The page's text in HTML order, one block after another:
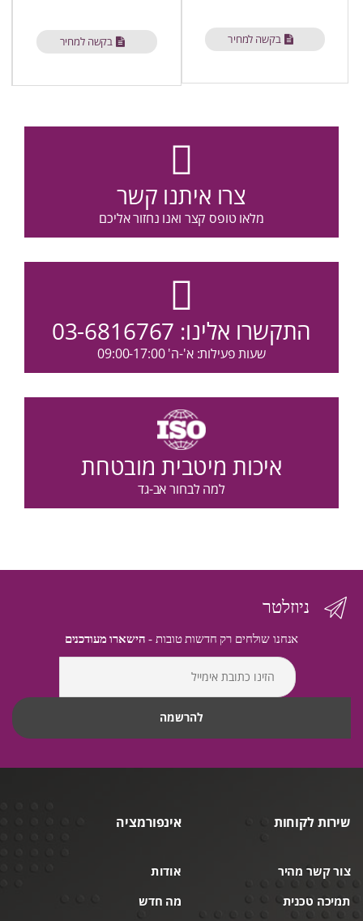
בקשה למחיר בקשה למחיר
צרו איתנו קשר
מלאו טופס קצר ואנו נחזור אליכם
התקשרו אלינו: 03-6816767
שעות פעילות: א'-ה' 09:00-17:00
איכות מיטבית מובטחת
למה לבחור אב-גד
ניוזלטר
אנחנו שולחים רק חדשות טובות - הישארו מעודכנים
שירות לקוחות
צור קשר מהיר
תמיכה טכנית
אינפורמציה
אודות
מה חדש